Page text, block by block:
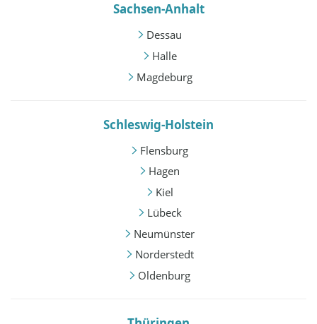
Sachsen-Anhalt
Dessau
Halle
Magdeburg
Schleswig-Holstein
Flensburg
Hagen
Kiel
Lübeck
Neumünster
Norderstedt
Oldenburg